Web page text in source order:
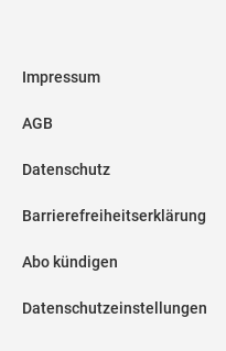
Impressum
AGB
Datenschutz
Barrierefreiheitserklärung
Abo kündigen
Datenschutzeinstellungen